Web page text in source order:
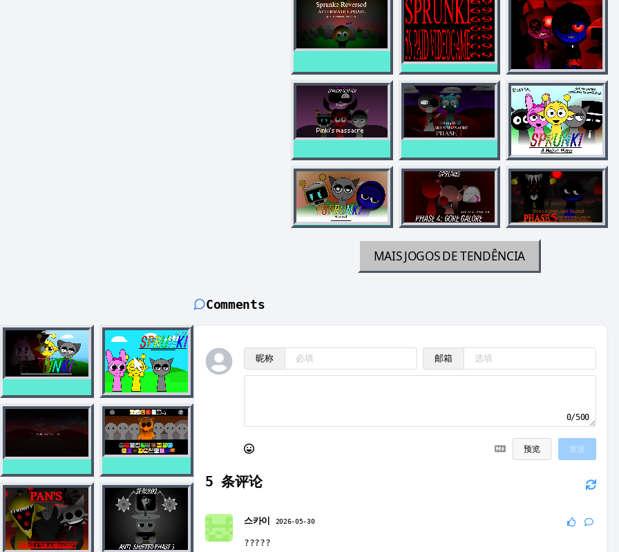
MAIS JOGOS DE TENDÊNCIA
Comments
昵称 邮箱
0/500
预览 发送
5 条评论
스카이 2026-05-30
?????